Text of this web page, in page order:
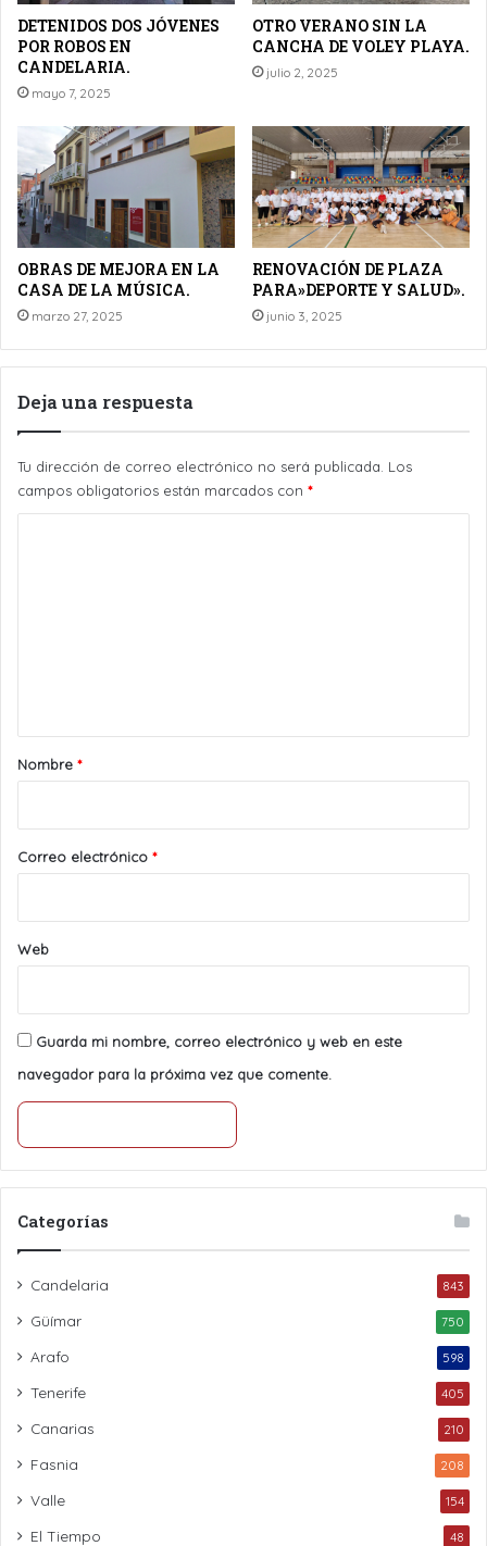
DETENIDOS DOS JÓVENES
POR ROBOS EN
CANDELARIA.
mayo 7, 2025
OTRO VERANO SIN LA
CANCHA DE VOLEY PLAYA.
julio 2, 2025
OBRAS DE MEJORA EN LA
CASA DE LA MÚSICA.
marzo 27, 2025
RENOVACIÓN DE PLAZA
PARA»DEPORTE Y SALUD».
junio 3, 2025
Deja una respuesta
Tu dirección de correo electrónico no será publicada. Los
campos obligatorios están marcados con *
r
*
Nombre *
Correo electrónico *
Web
Guarda mi nombre, correo electrónico y web en este
navegador para la próxima vez que comente.
Categorías
Candelaria 843
Güímar 750
Arafo 598
Tenerife 405
Canarias 210
Fasnia 208
Valle 154
El Tiempo 48